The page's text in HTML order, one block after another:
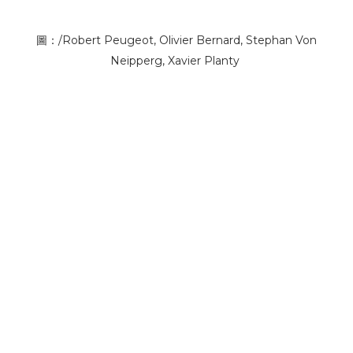
圖：/Robert Peugeot, Olivier Bernard, Stephan Von
Neipperg, Xavier Planty